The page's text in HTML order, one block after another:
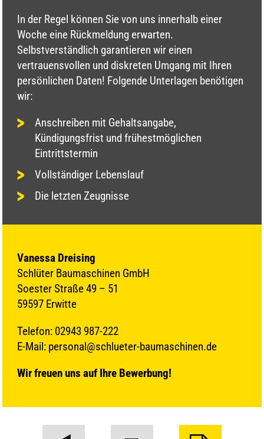
In der Regel können Sie von uns innerhalb einer
Woche eine Rückmeldung erwarten.
Selbstverständlich garantieren wir einen
vertrauensvollen und diskreten Umgang mit Ihren
persönlichen Daten! Folgende Unterlagen benötigen
wir:
Anschreiben mit Gehaltsangabe,
Kündigungsfrist und frühestmöglichen
Eintrittstermin
Vollständiger Lebenslauf
Die letzten Zeugnisse
Vanessa Dreising
Schlüter Baumaschinen GmbH
Soester Straße 49 – 51
59597 Erwitte
Telefon: 02943 987-222
E-Mail: personal@schlueter-baumaschinen.de
Wir freuen uns auf Ihre Bewerbung!